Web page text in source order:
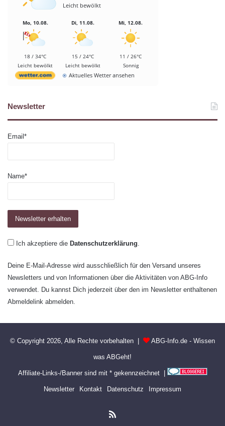
Leicht bewölkt
Mo, 10.08.
18 / 34°C
Leicht bewölkt
Di, 11.08.
15 / 24°C
Leicht bewölkt
Mi, 12.08.
11 / 26°C
Sonnig
Aktuelles Wetter ansehen
Newsletter
Email*
Name*
Ich akzeptiere die Datenschutzerklärung.
Deine E-Mail-Adresse wird ausschließlich für den Versand unseres
Newsletters und von Informationen über die Aktivitäten von ABG-Info
verwendet. Du kannst Dich jederzeit über den im Newsletter enthaltenen
Abmeldelink abmelden.
© Copyright 2026, Alle Rechte vorbehalten | ABG-Info.de - Wissen
was ABGeht!
Affiliate-Links-/Banner sind mit * gekennzeichnet |
Newsletter Kontakt Datenschutz Impressum